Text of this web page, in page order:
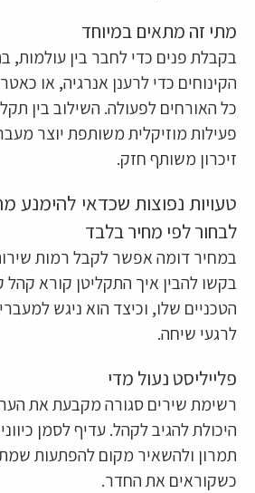
מתי זה מתאים במיוחד
בקבלת פנים כדי לחבר בין עולמות,
הקינוחים כדי לרענן אנרגיה, או
כל האורחים לפעולה. השילוב בין
פעילות מוזיקלית משותפת יוצר
זיכרון משותף חזק.
טעויות נפוצות שכדאי להימנע
לבחור לפי מחיר בלבד
במחיר דומה אפשר לקבל רמות
בקשו להבין איך התקליטן קורא קהל
הטכניים שלו, וכיצד הוא ניגש
לרגעי שיחה.
פלייליסט נעול מדי
רשימת שירים סגורה מקבעת את
היכולת להגיב לקהל. עדיף לסמן
תמרון ולהשאיר מקום להפתעות
כשקוראים את החדר.